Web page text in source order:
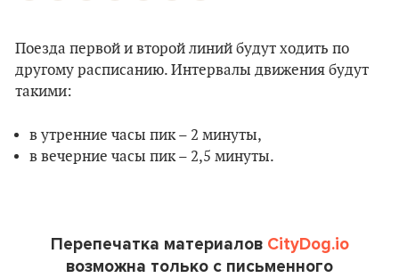
Поезда первой и второй линий будут ходить по
другому расписанию. Интервалы движения будут
такими:
в утренние часы пик – 2 минуты,
в вечерние часы пик – 2,5 минуты.
Перепечатка материалов CityDog.io
возможна только с письменного